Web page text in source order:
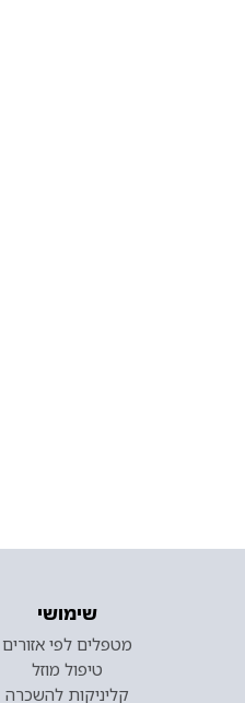
שימושי
מטפלים לפי אזורים
טיפול מוזל
קליניקות להשכרה